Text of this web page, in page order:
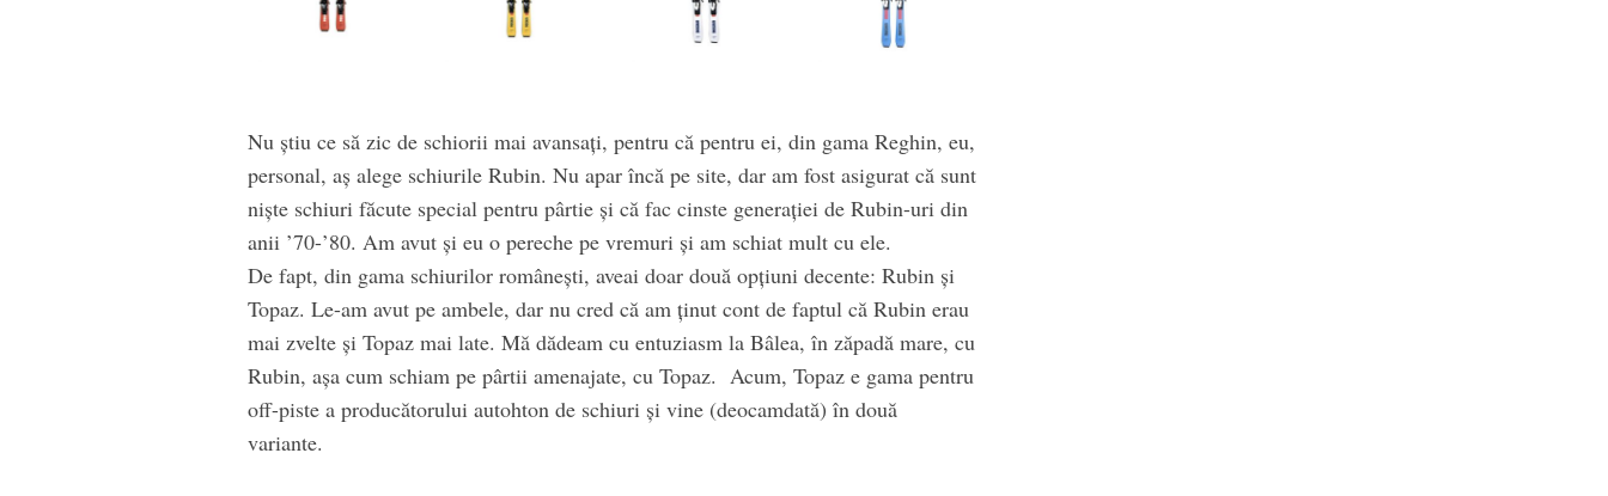
Nu știu ce să zic de schiorii mai avansați, pentru că pentru ei, din gama Reghin, eu,
personal, aș alege schiurile Rubin. Nu apar încă pe site, dar am fost asigurat că sunt
niște schiuri făcute special pentru pârtie și că fac cinste generației de Rubin-uri din
anii ’70-’80. Am avut și eu o pereche pe vremuri și am schiat mult cu ele.
De fapt, din gama schiurilor românești, aveai doar două opțiuni decente: Rubin și
Topaz. Le-am avut pe ambele, dar nu cred că am ținut cont de faptul că Rubin erau
mai zvelte și Topaz mai late. Mă dădeam cu entuziasm la Bâlea, în zăpadă mare, cu
Rubin, așa cum schiam pe pârtii amenajate, cu Topaz. Acum, Topaz e gama pentru
off-piste a producătorului autohton de schiuri și vine (deocamdată) în două
variante.